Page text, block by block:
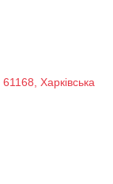
Харківська